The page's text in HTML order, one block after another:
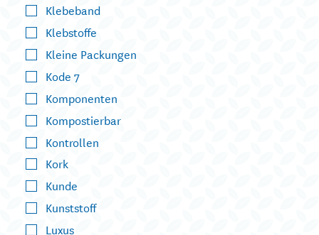
Klebeband
Klebstoffe
Kleine Packungen
Kode 7
Komponenten
Kompostierbar
Kontrollen
Kork
Kunde
Kunststoff
Luxus